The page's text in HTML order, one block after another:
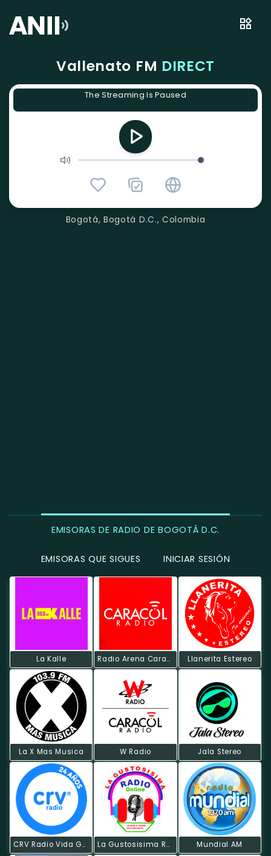
Vallenato FM DIRECT
The Streaming Is Paused
Bogotá, Bogotá D.C., Colombia
EMISORAS DE RADIO DE BOGOTÁ D.C.
EMISORAS QUE SIGUES INICIAR SESIÓN
La Kalle Radio Arena Caracol Llanerita Estereo
La X Mas Musica W Radio Jala Stereo
CRV Radio Vida Gospel La Gustosisima Radio Mundial AM